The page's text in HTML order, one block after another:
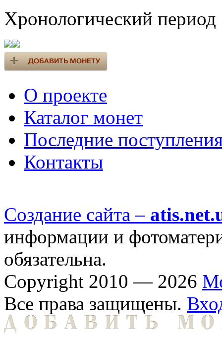
Хронологический период
О проекте
Каталог монет
Последние
Контакты
Создание сайта –
информации и
обязательна.
Copyright 2010 — 2026
Все права защищены.